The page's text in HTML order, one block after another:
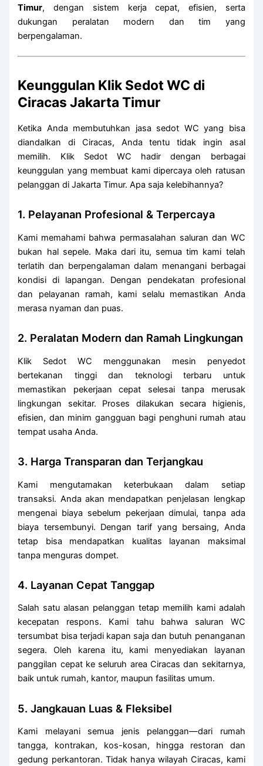
Timur, dengan sistem kerja cepat, efisien, serta
dukungan peralatan modern dan tim yang
berpengalaman.
Keunggulan Klik Sedot WC di
Ciracas Jakarta Timur
Ketika Anda membutuhkan jasa sedot WC yang bisa
diandalkan di Ciracas, Anda tentu tidak ingin asal
memilih. Klik Sedot WC hadir dengan berbagai
keunggulan yang membuat kami dipercaya oleh ratusan
pelanggan di Jakarta Timur. Apa saja kelebihannya?
1. Pelayanan Profesional & Terpercaya
Kami memahami bahwa permasalahan saluran dan WC
bukan hal sepele. Maka dari itu, semua tim kami telah
terlatih dan berpengalaman dalam menangani berbagai
kondisi di lapangan. Dengan pendekatan profesional
dan pelayanan ramah, kami selalu memastikan Anda
merasa nyaman dan puas.
2. Peralatan Modern dan Ramah Lingkungan
Klik Sedot WC menggunakan mesin penyedot
bertekanan tinggi dan teknologi terbaru untuk
memastikan pekerjaan cepat selesai tanpa merusak
lingkungan sekitar. Proses dilakukan secara higienis,
efisien, dan minim gangguan bagi penghuni rumah atau
tempat usaha Anda.
3. Harga Transparan dan Terjangkau
Kami mengutamakan keterbukaan dalam setiap
transaksi. Anda akan mendapatkan penjelasan lengkap
mengenai biaya sebelum pekerjaan dimulai, tanpa ada
biaya tersembunyi. Dengan tarif yang bersaing, Anda
tetap bisa mendapatkan kualitas layanan maksimal
tanpa menguras dompet.
4. Layanan Cepat Tanggap
Salah satu alasan pelanggan tetap memilih kami adalah
kecepatan respons. Kami tahu bahwa saluran WC
tersumbat bisa terjadi kapan saja dan butuh penanganan
segera. Oleh karena itu, kami menyediakan layanan
panggilan cepat ke seluruh area Ciracas dan sekitarnya,
baik untuk rumah, kantor, maupun fasilitas umum.
5. Jangkauan Luas & Fleksibel
Kami melayani semua jenis pelanggan—dari rumah
tangga, kontrakan, kos-kosan, hingga restoran dan
gedung perkantoran. Tidak hanya wilayah Ciracas, kami